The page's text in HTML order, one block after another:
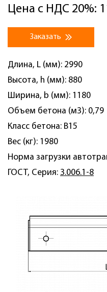
Цена с НДС 20%:
Заказать
Длина, L (мм): 2990
Высота, h (мм): 880
Ширина, b (мм): 1180
Объем бетона (м3): 0,79
Класс бетона: B15
Вес (кг): 1980
Норма загрузки
ГОСТ, Серия: 3.006.1-8